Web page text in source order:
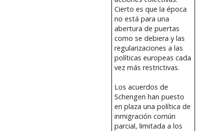
Cierto es que la época
no está para una
abertura de puertas
como se debiera y las
regularizaciones a las
políticas europeas cada
vez más restrictivas.
Los acuerdos de
Schengen han puesto
en plaza una política de
inmigración común
parcial, limitada a los